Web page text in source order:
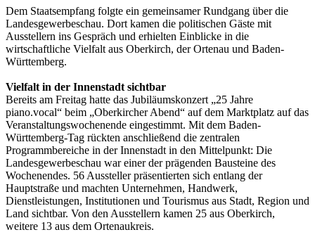
Dem Staatsempfang folgte ein gemeinsamer Rundgang über die
Landesgewerbeschau. Dort kamen die politischen Gäste mit
Ausstellern ins Gespräch und erhielten Einblicke in die
wirtschaftliche Vielfalt aus Oberkirch, der Ortenau und Baden-
Württemberg.
Vielfalt in der Innenstadt sichtbar
Bereits am Freitag hatte das Jubiläumskonzert „25 Jahre
piano.vocal“ beim „Oberkircher Abend“ auf dem Marktplatz auf das
Veranstaltungswochenende eingestimmt. Mit dem Baden-
Württemberg-Tag rückten anschließend die zentralen
Programmbereiche in der Innenstadt in den Mittelpunkt: Die
Landesgewerbeschau war einer der prägenden Bausteine des
Wochenendes. 56 Aussteller präsentierten sich entlang der
Hauptstraße und machten Unternehmen, Handwerk,
Dienstleistungen, Institutionen und Tourismus aus Stadt, Region und
Land sichtbar. Von den Ausstellern kamen 25 aus Oberkirch,
weitere 13 aus dem Ortenaukreis.